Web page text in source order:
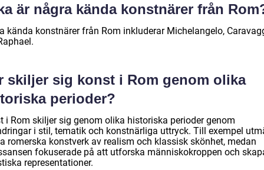
är några kända konstnärer från
kända konstnärer från Rom inkluderar Michelangelo,
skiljer sig konst i Rom genom olika
perioder?
i Rom skiljer sig genom olika historiska perioder genom
i stil, tematik och konstnärliga uttryck. Till exempel
romerska konstverk av realism och klassisk skönhet, medan
fokuserade på att utforska människokroppen och
representationer.